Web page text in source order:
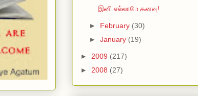
இனி எல்லாமே கனவு!
► February (30)
► January (19)
► 2009 (217)
► 2008 (27)